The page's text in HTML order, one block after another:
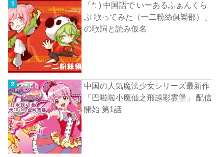
「*: ) 中国語で いーあるふぁんくら
ぶ 歌ってみた（一二粉絲俱樂部）」
の歌詞と読み仮名
中国の人気魔法少女シリーズ最新作
「巴啦啦小魔仙之飛越彩霊堡」 配信
開始 第1話